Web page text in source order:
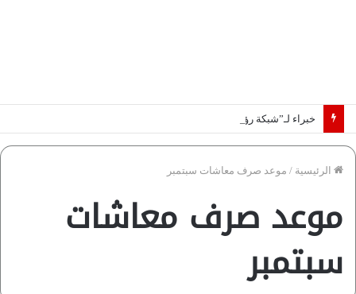
خبراء لـ”شبكة رؤية”: «اتفاق مكة» يغيّر قواعد اللعبة بالشرق الأوسط
الرئيسية / موعد صرف معاشات سبتمبر
موعد صرف معاشات
سبتمبر